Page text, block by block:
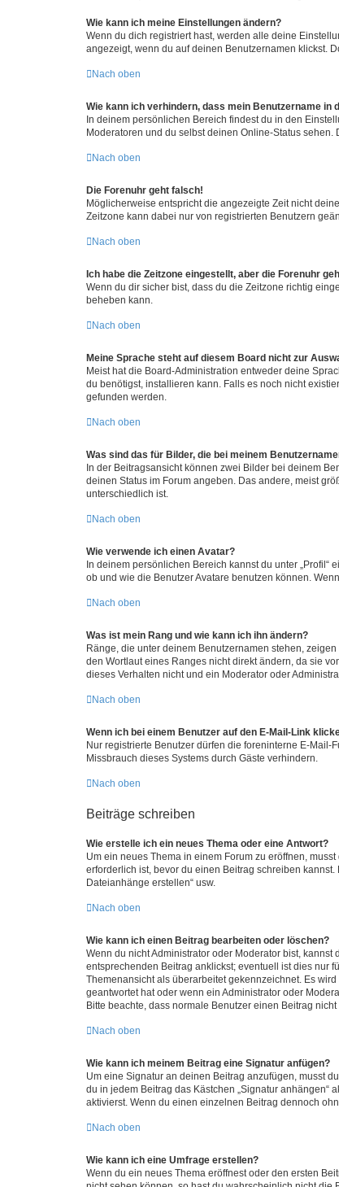
Wie kann ich meine Einstellungen ändern?
Wenn du dich registriert hast, werden alle deine
angezeigt, wenn du auf deinen Benutzernamen klickst.
Nach oben
Wie kann ich verhindern, dass mein Benutzername in
In deinem persönlichen Bereich findest du in den
Moderatoren und du selbst deinen Online-Status sehen.
Nach oben
Die Forenuhr geht falsch!
Möglicherweise entspricht die angezeigte Zeit nicht
Zeitzone kann dabei nur von registrierten Benutzern
Nach oben
Ich habe die Zeitzone eingestellt, aber die Forenuhr
Wenn du dir sicher bist, dass du die Zeitzone richtig
beheben kann.
Nach oben
Meine Sprache steht auf diesem Board nicht zur
Meist hat die Board-Administration entweder deine
du benötigst, installieren kann. Falls es noch nicht
gefunden werden.
Nach oben
Was sind das für Bilder, die bei meinem
In der Beitragsansicht können zwei Bilder bei deinem
deinen Status im Forum angeben. Das andere, meist
unterschiedlich ist.
Nach oben
Wie verwende ich einen Avatar?
In deinem persönlichen Bereich kannst du unter
ob und wie die Benutzer Avatare benutzen können.
Nach oben
Was ist mein Rang und wie kann ich ihn ändern?
Ränge, die unter deinem Benutzernamen stehen,
den Wortlaut eines Ranges nicht direkt ändern, da sie
dieses Verhalten nicht und ein Moderator oder
Nach oben
Wenn ich bei einem Benutzer auf den E-Mail-Link
Nur registrierte Benutzer dürfen die foreninterne E-
Missbrauch dieses Systems durch Gäste verhindern.
Nach oben
Beiträge schreiben
Wie erstelle ich ein neues Thema oder eine Antwort?
Um ein neues Thema in einem Forum zu eröffnen,
erforderlich ist, bevor du einen Beitrag schreiben
Dateianhänge erstellen“ usw.
Nach oben
Wie kann ich einen Beitrag bearbeiten oder löschen?
Wenn du nicht Administrator oder Moderator bist,
entsprechenden Beitrag anklickst; eventuell ist dies nur
Themenansicht als überarbeitet gekennzeichnet. Es
geantwortet hat oder wenn ein Administrator oder
Bitte beachte, dass normale Benutzer einen Beitrag
Nach oben
Wie kann ich meinem Beitrag eine Signatur anfügen?
Um eine Signatur an deinen Beitrag anzufügen, musst
du in jedem Beitrag das Kästchen „Signatur
aktivierst. Wenn du einen einzelnen Beitrag dennoch
Nach oben
Wie kann ich eine Umfrage erstellen?
Wenn du ein neues Thema eröffnest oder den ersten